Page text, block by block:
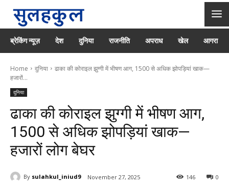
ब्रेकिंग न्यूज़ देश दुनिया राजनीति अपराध खेल आगरा
Home दुनिया
ढाका की कोराइल झुग्गी में भीषण आग, 1500 से अधिक झोपड़ियां खाक—
हजारों...
दुनिया
ढाका की कोराइल झुग्गी में भीषण आग,
1500 से अधिक झोपड़ियां खाक—
हजारों लोग बेघर
By sulahkul_iniud9 November 27, 2025 0
146